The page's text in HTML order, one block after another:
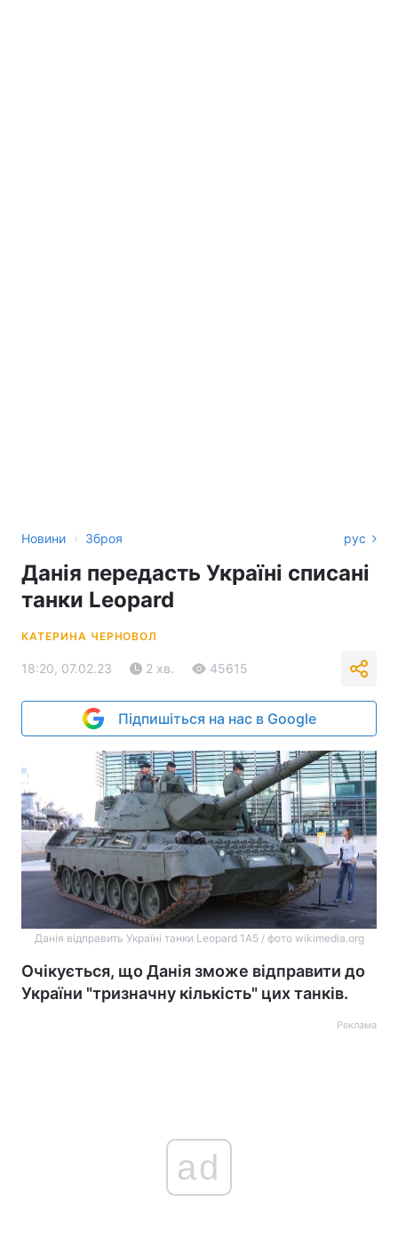
Новини › Зброя рус
Данія передасть Україні списані
танки Leopard
КАТЕРИНА ЧЕРНОВОЛ
18:20, 07.02.23 2 хв. 45615
Підпишіться на нас в Google
Данія відправить Україні танки Leopard 1А5 / фото wikimedia.org
Очікується, що Данія зможе відправити до
України "тризначну кількість" цих танків.
Реклама
ad